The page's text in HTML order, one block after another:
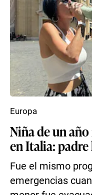
Niña de un
en Italia:
Fue el mismo
emergencias
Europa